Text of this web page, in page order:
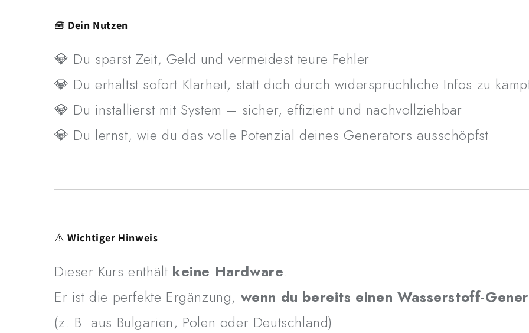
⚠️Wichtiger Hinweis
Dieser Kurs enthältkeine
(z. B. aus Bulgarien, Polen
🧰 Dein Nutzen
💎 Du sparst Zeit, Geld und vermeidest teure Fehler
💎 Du erhältst sofort Klarheit, statt dich durch widersprüchliche Infos zu
💎 Du installierst mit System – sicher, effizient und nachvollziehbar
💎 Du lernst, wie du das volle Potenzial deines Generators ausschöpfst
⚠️Wichtiger Hinweis
Dieser Kurs enthält keine Hardware.
Er ist die perfekte Ergänzung, wenn du bereits einen Wasserstoff-
(z. B. aus Bulgarien, Polen oder Deutschland)